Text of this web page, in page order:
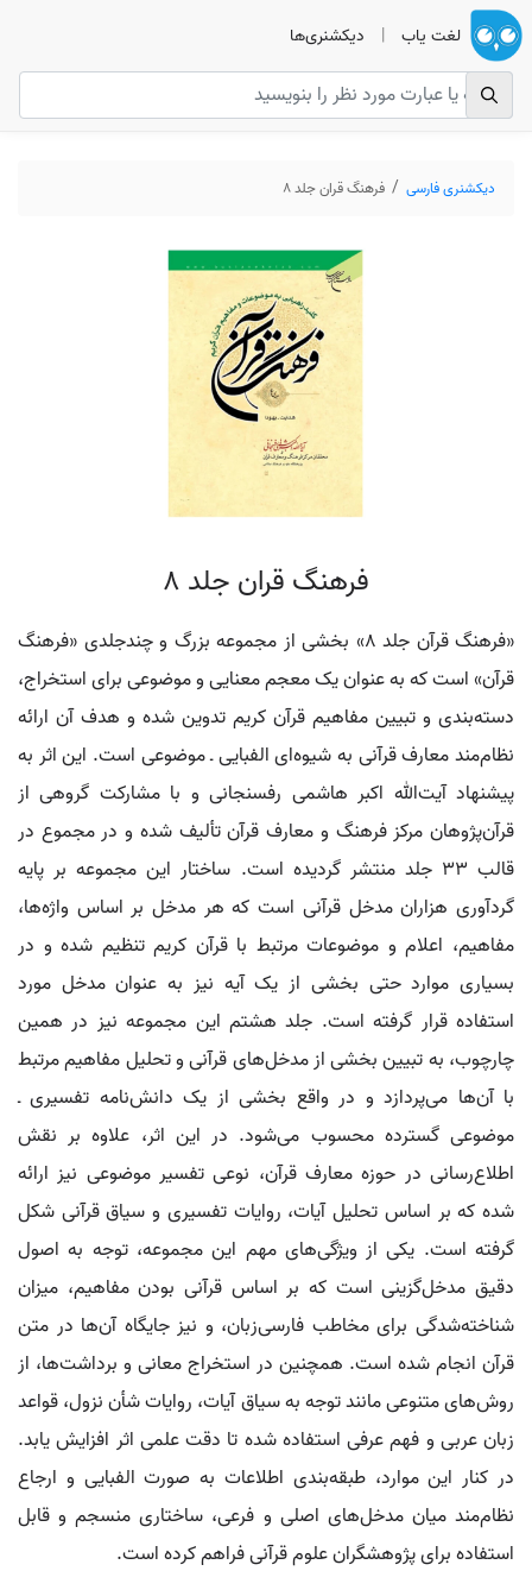
لغت یاب | دیکشنری‌ها
دیکشنری فارسی فرهنگ قران جلد 8
فرهنگ قران جلد 8
«فرهنگ قرآن جلد ۸» بخشی از مجموعه بزرگ و چندجلدی «فرهنگ
قرآن» است که به عنوان یک معجم معنایی و موضوعی برای استخراج،
دسته‌بندی و تبیین مفاهیم قرآن کریم تدوین شده و هدف آن ارائه
نظام‌مند معارف قرآنی به شیوه‌ای الفبایی ـ موضوعی است. این اثر به
پیشنهاد آیت‌الله اکبر هاشمی رفسنجانی و با مشارکت گروهی از
قرآن‌پژوهان مرکز فرهنگ و معارف قرآن تألیف شده و در مجموع در
قالب ۳۳ جلد منتشر گردیده است. ساختار این مجموعه بر پایه
گردآوری هزاران مدخل قرآنی است که هر مدخل بر اساس واژه‌ها،
مفاهیم، اعلام و موضوعات مرتبط با قرآن کریم تنظیم شده و در
بسیاری موارد حتی بخشی از یک آیه نیز به عنوان مدخل مورد
استفاده قرار گرفته است. جلد هشتم این مجموعه نیز در همین
چارچوب، به تبیین بخشی از مدخل‌های قرآنی و تحلیل مفاهیم مرتبط
با آن‌ها می‌پردازد و در واقع بخشی از یک دانش‌نامه تفسیری ـ
موضوعی گسترده محسوب می‌شود. در این اثر، علاوه بر نقش
اطلاع‌رسانی در حوزه معارف قرآن، نوعی تفسیر موضوعی نیز ارائه
شده که بر اساس تحلیل آیات، روایات تفسیری و سیاق قرآنی شکل
گرفته است. یکی از ویژگی‌های مهم این مجموعه، توجه به اصول
دقیق مدخل‌گزینی است که بر اساس قرآنی بودن مفاهیم، میزان
شناخته‌شدگی برای مخاطب فارسی‌زبان، و نیز جایگاه آن‌ها در متن
قرآن انجام شده است. همچنین در استخراج معانی و برداشت‌ها، از
روش‌های متنوعی مانند توجه به سیاق آیات، روایات شأن نزول، قواعد
زبان عربی و فهم عرفی استفاده شده تا دقت علمی اثر افزایش یابد.
در کنار این موارد، طبقه‌بندی اطلاعات به صورت الفبایی و ارجاع
نظام‌مند میان مدخل‌های اصلی و فرعی، ساختاری منسجم و قابل
استفاده برای پژوهشگران علوم قرآنی فراهم کرده است.